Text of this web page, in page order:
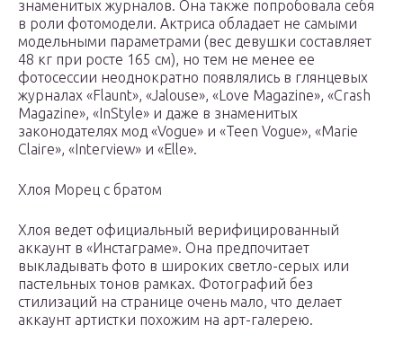
знаменитых журналов. Она также попробовала себя
в роли фотомодели. Актриса обладает не самыми
модельными параметрами (вес девушки составляет
48 кг при росте 165 см), но тем не менее ее
фотосессии неоднократно появлялись в глянцевых
журналах «Flaunt», «Jalouse», «Love Magazine», «Crash
Magazine», «InStyle» и даже в знаменитых
законодателях мод «Vogue» и «Teen Vogue», «Marie
Claire», «Interview» и «Elle».
Хлоя Морец с братом
Хлоя ведет официальный верифицированный
аккаунт в «Инстаграме». Она предпочитает
выкладывать фото в широких светло-серых или
пастельных тонов рамках. Фотографий без
стилизаций на странице очень мало, что делает
аккаунт артистки похожим на арт-галерею.